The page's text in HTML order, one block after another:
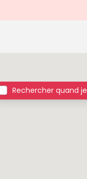
Rechercher quand